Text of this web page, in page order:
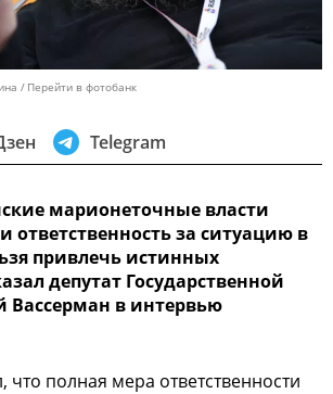
Перейти в фотобанк
Telegram
марионеточные власти
ответственность за ситуацию в
привлечь истинных
депутат Государственной
в интервью
что полная мера ответственности